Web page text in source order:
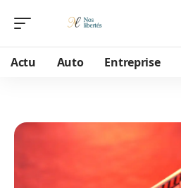
Actu Auto Entreprise